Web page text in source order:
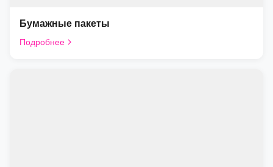
Бумажные пакеты
Подробнее